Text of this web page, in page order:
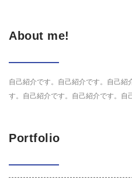
About me!
自己紹介です。自己紹介です。自己
す。自己紹介です。自己紹介です。自
Portfolio